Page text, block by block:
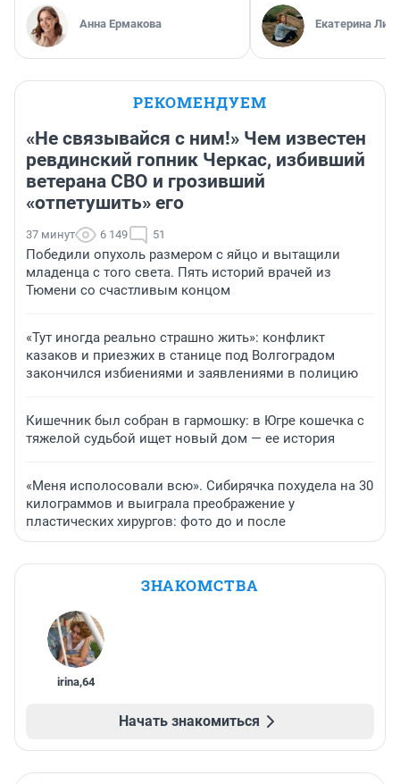
Анна Ермакова Екатерина
РЕКОМЕНДУЕМ
«Не связывайся с ним!» Чем известен
ревдинский гопник Черкас, избивший
ветерана СВО и грозивший
«отпетушить» его
37 минут 6 149 51
Победили опухоль размером с яйцо и вытащили
младенца с того света. Пять историй врачей из
Тюмени со счастливым концом
«Тут иногда реально страшно жить»: конфликт
казаков и приезжих в станице под Волгоградом
закончился избиениями и заявлениями в полицию
Кишечник был собран в гармошку: в Югре кошечка с
тяжелой судьбой ищет новый дом — ее история
«Меня исполосовали всю». Сибирячка похудела на 30
килограммов и выиграла преображение у
пластических хирургов: фото до и после
ЗНАКОМСТВА
irina,64
Начать знакомиться